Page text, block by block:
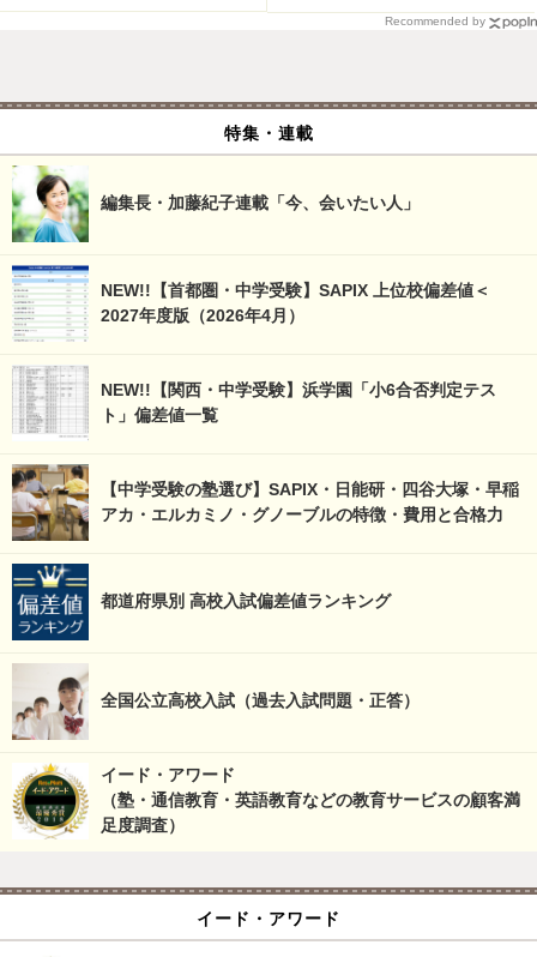
Recommended by
特集・連載
編集長・加藤紀子連載「今、会いたい人」
NEW!!【首都圏・中学受験】SAPIX 上位校偏差値＜
2027年度版（2026年4月）
NEW!!【関西・中学受験】浜学園「小6合否判定テス
ト」偏差値一覧
【中学受験の塾選び】SAPIX・日能研・四谷大塚・早稲
アカ・エルカミノ・グノーブルの特徴・費用と合格力
都道府県別 高校入試偏差値ランキング
全国公立高校入試（過去入試問題・正答）
イード・アワード
（塾・通信教育・英語教育などの教育サービスの顧客満
足度調査）
イード・アワード